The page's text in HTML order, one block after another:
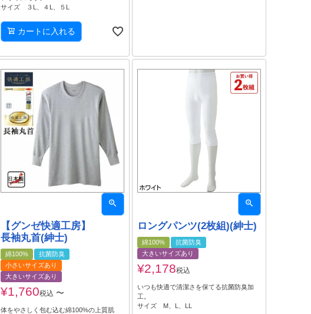
サイズ ３L、４L、５L
カートに入れる
【グンゼ快適工房】
長袖丸首(紳士)
綿100%
抗菌防臭
小さいサイズあり
大きいサイズあり
¥1,760税込 〜
体をやさしく包む込む綿100%の上質肌
ロングパンツ(2枚組)(紳士)
綿100%
抗菌防臭
大きいサイズあり
¥2,178税込
いつも快適で清潔さを保てる抗菌防臭加
工。
サイズ M、L、LL